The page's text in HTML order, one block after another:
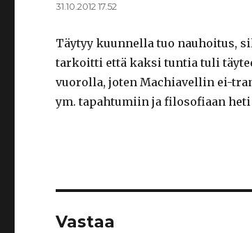
31.10.2012 17.52
Täytyy kuunnella tuo nauhoitus,
tarkoitti että kaksi tuntia tuli
vuorolla, joten Machiavellin ei-
ym. tapahtumiin ja filosofiaan
Vastaa